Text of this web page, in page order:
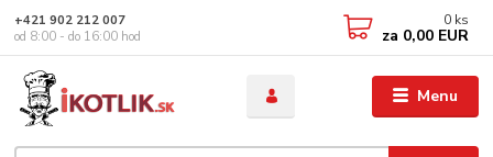
Menu
+421 902 212 007
od 8:00 - do 16:00 hod
0 ks
za 0,00 EUR